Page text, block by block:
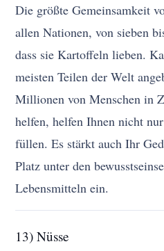
Die größte Gemeinsamkeit
allen Nationen, von sieben
dass sie Kartoffeln lieben.
meisten Teilen der Welt
Millionen von Menschen in
helfen, helfen Ihnen nicht
füllen. Es stärkt auch Ihr
Platz unter den
Lebensmitteln ein.
13) Nüsse